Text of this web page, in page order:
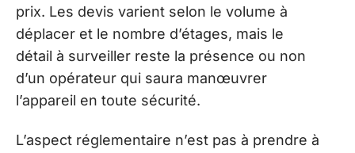
prix. Les devis varient selon le volume à
déplacer et le nombre d’étages, mais le
détail à surveiller reste la présence ou non
d’un opérateur qui saura manœuvrer
l’appareil en toute sécurité.
L’aspect réglementaire n’est pas à prendre à